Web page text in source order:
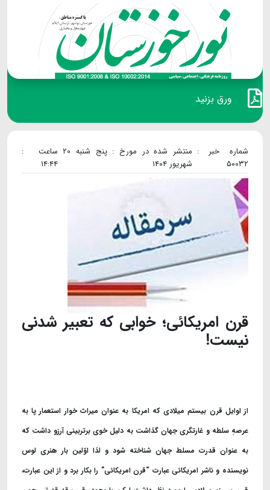
ورق بزنید
شماره خبر :
۵۰۰۳۲
منتشر شده در مورخ : پنج شنبه ۲۰
شهریور ۱۴۰۴
ساعت :
۱۴:۴۴
قرن امریکائی؛ خوابی که تعبیر شدنی
نیست!
از اوایل قرن بیستم میلادی که امریکا به عنوان میراث خوار استعمار پا به
عرصهِ سلطه و غارتگری جهان گذاشت به دلیل خوی برتربینی آرزو داشت که
به عنوان قدرت مسلط جهان شناخته شود و لذا اوّلین بار هنری لوس
نویسنده و ناشر امریکائی عبارت “قرن امریکائی” را بکار برد و از این عبارت،